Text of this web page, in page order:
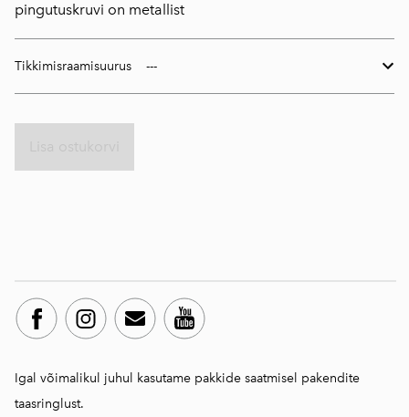
pingutuskruvi on metallist
Tikkimisraamisuurus
Igal võimalikul juhul kasutame pakkide saatmisel pakendite
taasringlust.